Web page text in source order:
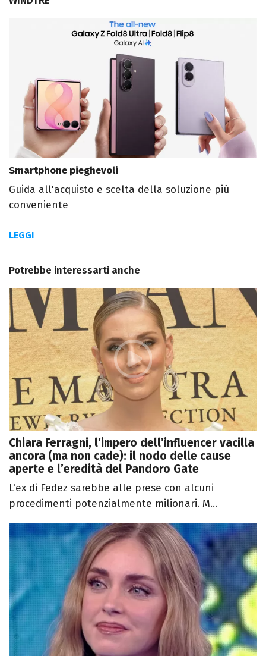
Smartphone pieghevoli
Guida all'acquisto e scelta della soluzione più
conveniente
LEGGI
Potrebbe interessarti anche
Chiara Ferragni, l’impero dell’influencer vacilla
ancora (ma non cade): il nodo delle cause
aperte e l’eredità del Pandoro Gate
L'ex di Fedez sarebbe alle prese con alcuni
procedimenti potenzialmente milionari. M...